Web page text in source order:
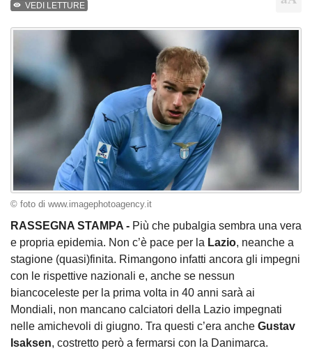
VEDI LETTURE
© foto di www.imagephotoagency.it
RASSEGNA STAMPA - Più che pubalgia sembra una vera
e propria epidemia. Non c’è pace per la Lazio, neanche a
stagione (quasi)finita. Rimangono infatti ancora gli impegni
con le rispettive nazionali e, anche se nessun
biancoceleste per la prima volta in 40 anni sarà ai
Mondiali, non mancano calciatori della Lazio impegnati
nelle amichevoli di giugno. Tra questi c’era anche Gustav
Isaksen, costretto però a fermarsi con la Danimarca.